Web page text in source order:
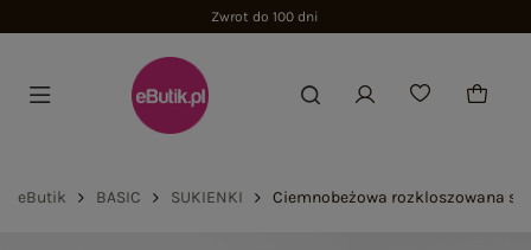
Zwrot do 100 dni
eButik BASIC SUKIENKI Ciemnobeżowa rozkloszowana